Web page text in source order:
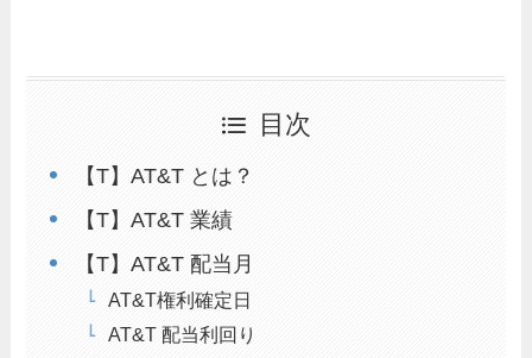
目次
【T】AT&T とは？
【T】AT&T 業績
【T】AT&T 配当月
AT&T権利確定日
AT&T 配当利回り